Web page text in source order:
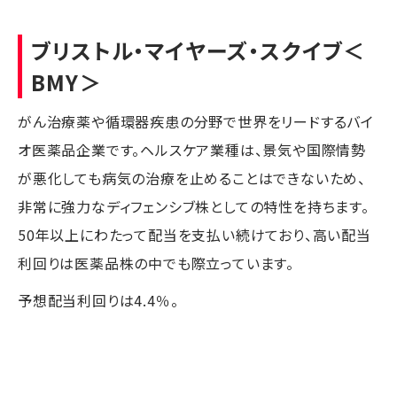
ブリストル・マイヤーズ・スクイブ＜
BMY＞
がん治療薬や循環器疾患の分野で世界をリードするバイ
オ医薬品企業です。ヘルスケア業種は、景気や国際情勢
が悪化しても病気の治療を止めることはできないため、
非常に強力なディフェンシブ株としての特性を持ちます。
50年以上にわたって配当を支払い続けており、高い配当
利回りは医薬品株の中でも際立っています。
予想配当利回りは4.4％。